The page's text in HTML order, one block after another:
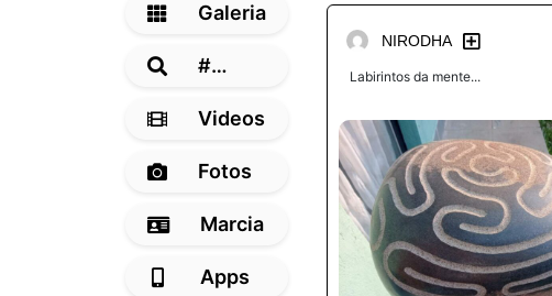
Galeria
#…
Videos
Fotos
Marcia
Apps
NIRODHA
Labirintos da mente...